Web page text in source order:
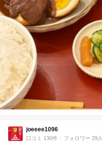
joeeee1096
口コミ 130件 フォロワー 29人